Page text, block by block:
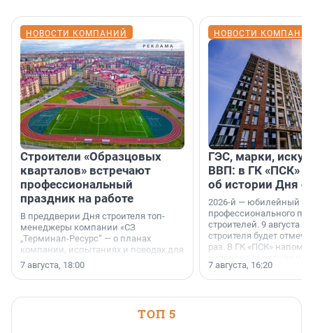
НОВОСТИ КОМПАНИЙ
Строители «Образцовых
кварталов» встречают
профессиональный
праздник на работе
В преддверии Дня строителя топ-
менеджеры компании «СЗ
„Терминал-Ресурс“ — о планах
компании, испытаниях и поводах для
осторожного оптимизма.
7 августа, 18:00
НОВОСТИ
ГЭС, марки,
ВВП: в ГК «ПСК»
об истории Дня
2026-й — юбилейный
профессионального
строителей. 9 августа
строителя будет
раз. В ГК «ПСК»
поменялась роль
7 августа, 16:20
ТОП 5